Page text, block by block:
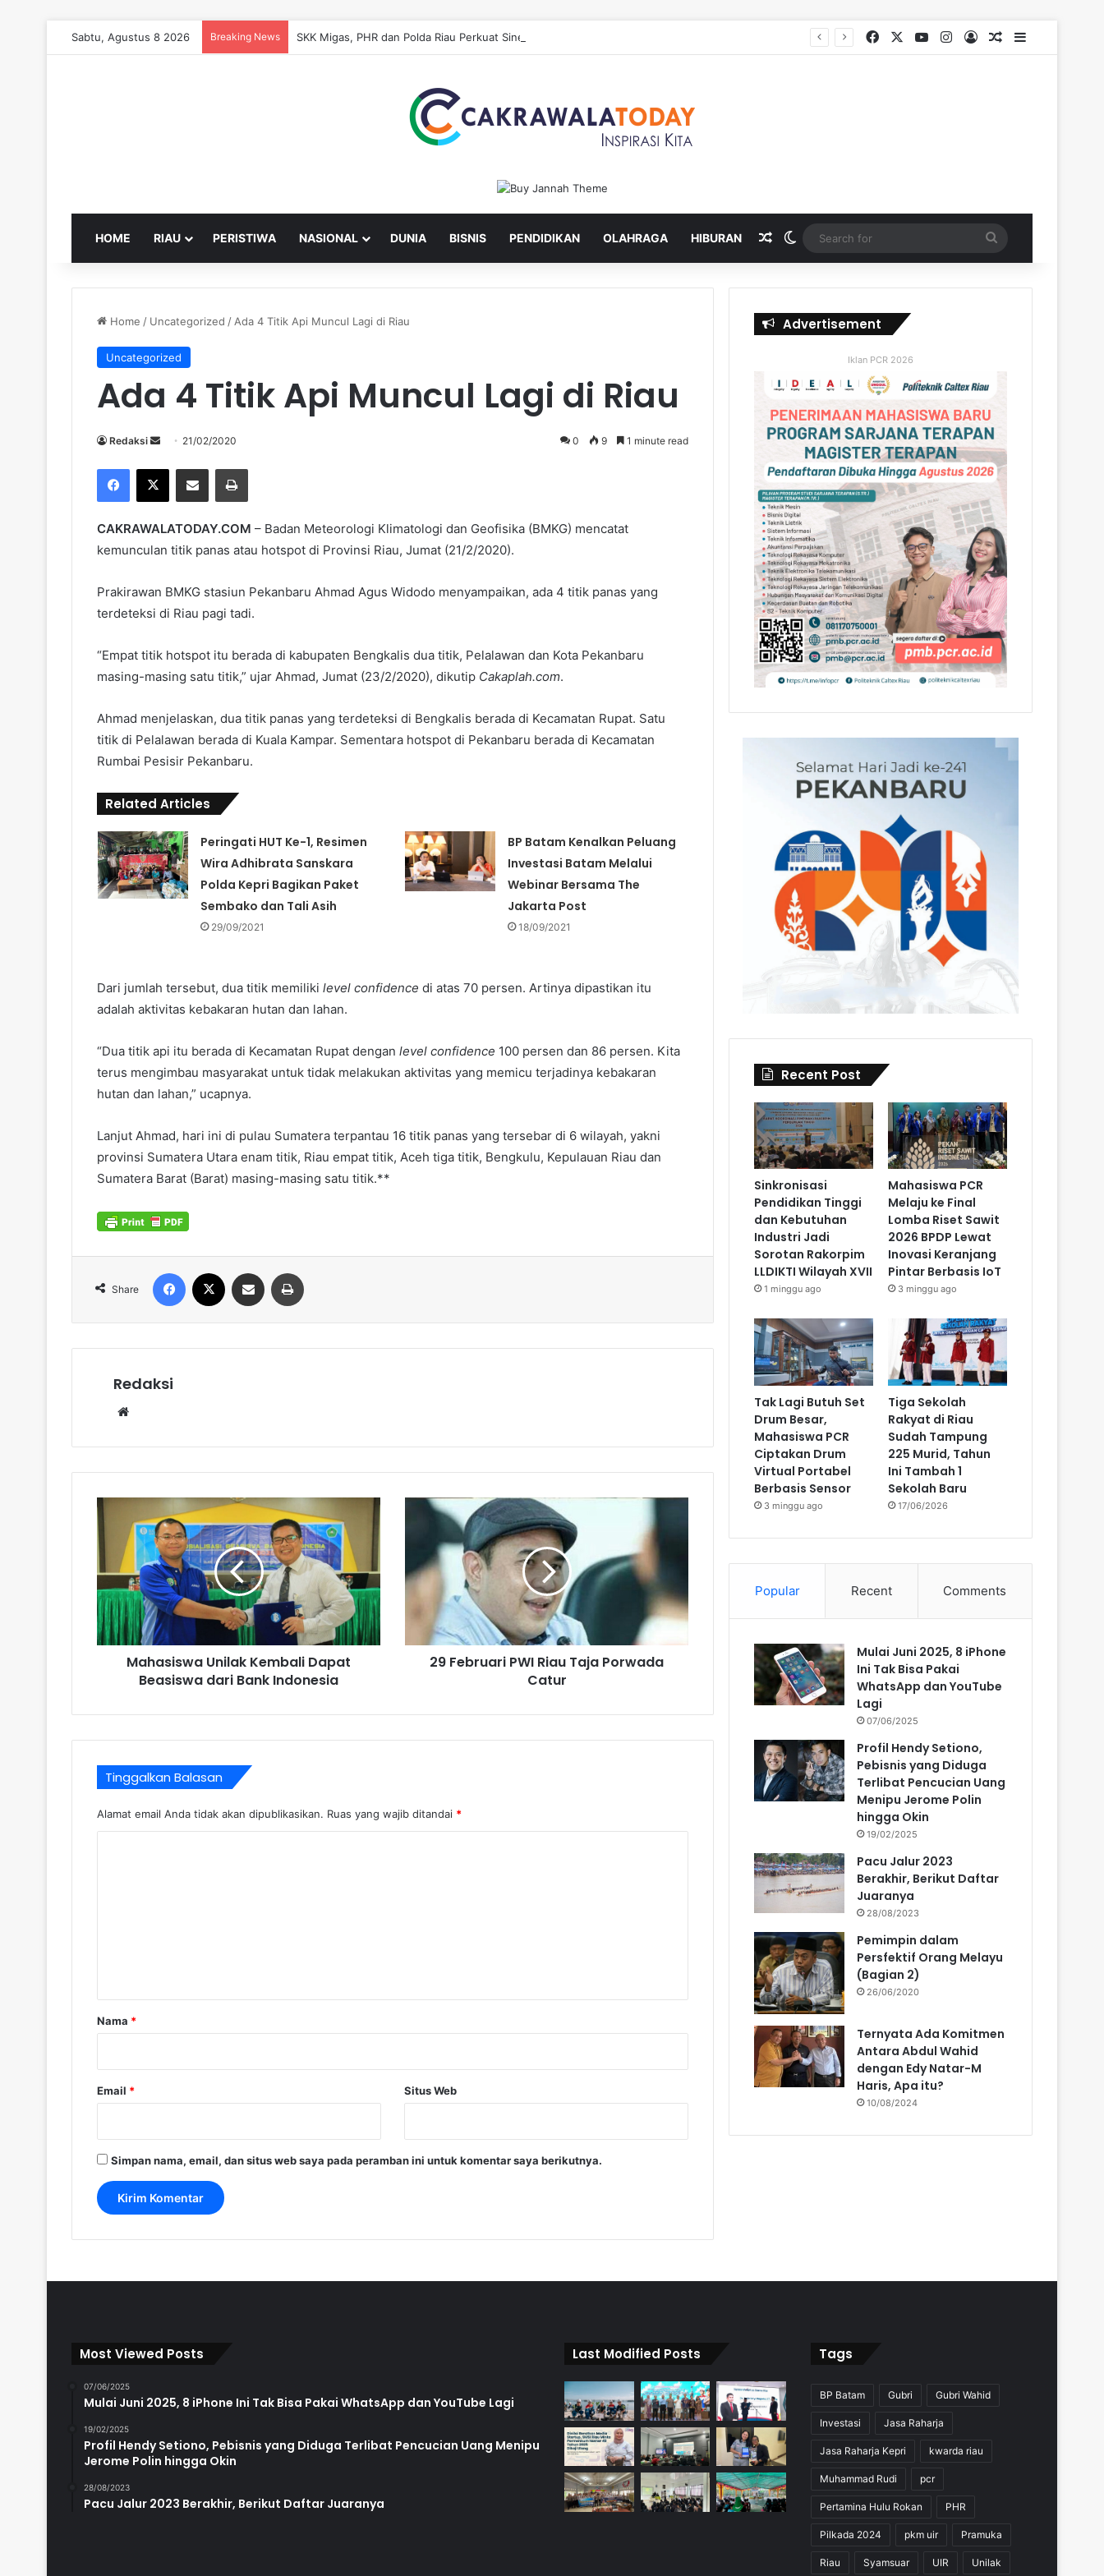
Sabtu, Agustus 8 2026 Breaking News FacebookYouTubeInstagram
Log InRandom Article
Sidebar
HOME RIAU PERISTIWA NASIONAL DUNIA BISNIS PENDIDIKAN OLAHRAGA HIBURAN Random Article
Switch skin
for
Home / Uncategorized / Ada 4 Titik Api Muncul Lagi di Riau
Uncategorized
Ada 4 Titik Api Muncul Lagi di Riau
Redaksi
Send 21/02/2020 0 9 1 minute read
Facebook
X Share via Email Print
CAKRAWALATODAY.COM – Badan Meteorologi Klimatologi dan Geofisika (BMKG) mencatat
kemunculan titik panas atau hotspot di Provinsi Riau, Jumat (21/2/2020).
Prakirawan BMKG stasiun Pekanbaru Ahmad Agus Widodo menyampaikan, ada 4 titik panas yang
terdeteksi di Riau pagi tadi.
“Empat titik hotspot itu berada di kabupaten Bengkalis dua titik, Pelalawan dan Kota Pekanbaru
masing-masing satu titik,” ujar Ahmad, Jumat (23/2/2020), dikutip Cakaplah.com.
Ahmad menjelaskan, dua titik panas yang terdeteksi di Bengkalis berada di Kecamatan Rupat. Satu
titik di Pelalawan berada di Kuala Kampar. Sementara hotspot di Pekanbaru berada di Kecamatan
Rumbai Pesisir Pekanbaru.
Related Articles
Peringati HUT Ke-1, Resimen
Wira Adhibrata Sanskara
Polda Kepri Bagikan Paket
Sembako dan Tali Asih
29/09/2021
BP Batam Kenalkan Peluang
Investasi Batam Melalui
Webinar Bersama The
Jakarta Post
18/09/2021
Dari jumlah tersebut, dua titik memiliki level confidence di atas 70 persen. Artinya dipastikan itu
adalah aktivitas kebakaran hutan dan lahan.
“Dua titik api itu berada di Kecamatan Rupat dengan level confidence 100 persen dan 86 persen. Kita
terus mengimbau masyarakat untuk tidak melakukan aktivitas yang memicu terjadinya kebakaran
hutan dan lahan,” ucapnya.
Lanjut Ahmad, hari ini di pulau Sumatera terpantau 16 titik panas yang tersebar di 6 wilayah, yakni
provinsi Sumatera Utara enam titik, Riau empat titik, Aceh tiga titik, Bengkulu, Kepulauan Riau dan
Sumatera Barat (Barat) masing-masing satu titik.**
Share
Facebook Share via Email
Redaksi
Mahasiswa Unilak Kembali Dapat
Beasiswa dari Bank Indonesia
29 Februari PWI Riau Taja Porwada
Catur
Tinggalkan Balasan
Alamat email Anda tidak akan dipublikasikan. Ruas yang wajib ditandai *
rNama *
Email * Situs Web
Simpan nama, email, dan situs web saya pada peramban ini untuk komentar saya berikutnya.
Advertisement
Iklan PCR 2026
Recent Post
Sinkronisasi
Pendidikan Tinggi
dan Kebutuhan
Industri Jadi
Sorotan Rakorpim
LLDIKTI Wilayah XVII
1 minggu ago
Mahasiswa PCR
Melaju ke Final
Lomba Riset Sawit
2026 BPDP Lewat
Inovasi Keranjang
Pintar Berbasis IoT
3 minggu ago
Tak Lagi Butuh Set
Drum Besar,
Mahasiswa PCR
Ciptakan Drum
Virtual Portabel
Berbasis Sensor
3 minggu ago
Tiga Sekolah
Rakyat di Riau
Sudah Tampung
225 Murid, Tahun
Ini Tambah 1
Sekolah Baru
17/06/2026
Popular Recent Comments
Mulai Juni 2025, 8 iPhone
Ini Tak Bisa Pakai
WhatsApp dan YouTube
Lagi
07/06/2025
Profil Hendy Setiono,
Pebisnis yang Diduga
Terlibat Pencucian Uang
Menipu Jerome Polin
hingga Okin
19/02/2025
Pacu Jalur 2023
Berakhir, Berikut Daftar
Juaranya
28/08/2023
Pemimpin dalam
Persfektif Orang Melayu
(Bagian 2)
26/06/2020
Ternyata Ada Komitmen
Antara Abdul Wahid
dengan Edy Natar-M
Haris, Apa itu?
10/08/2024
Most Viewed Posts
07/06/2025
Mulai Juni 2025, 8 iPhone Ini Tak Bisa Pakai WhatsApp dan YouTube Lagi
19/02/2025
Profil Hendy Setiono, Pebisnis yang Diduga Terlibat Pencucian Uang Menipu
Jerome Polin hingga Okin
28/08/2023
Pacu Jalur 2023 Berakhir, Berikut Daftar Juaranya
Last Modified Posts Tags
BP Batam Gubri Gubri Wahid
Investasi Jasa Raharja
Jasa Raharja Kepri kwarda riau
Muhammad Rudi pcr
Pertamina Hulu Rokan PHR
Pilkada 2024 pkm uir Pramuka
Riau Syamsuar UIR Unilak